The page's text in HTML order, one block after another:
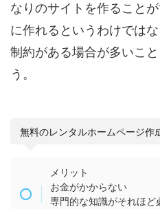
なりのサイトを作ること
に作れるというわけでは
制約がある場合が多いこ
う。
無料のレンタルホームページ作
メリット
お金がかからない
専門的な知識がそれほど